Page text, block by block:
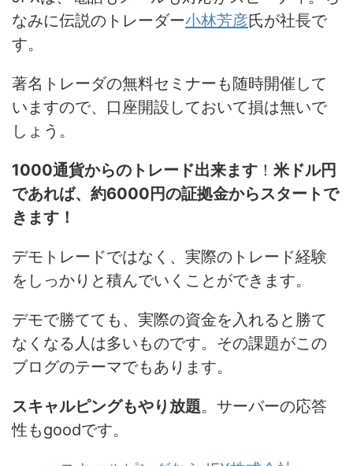
なみに伝説のトレーダー小林芳彦氏が社長で
す。
著名トレーダの無料セミナーも随時開催して
いますので、口座開設しておいて損は無いで
しょう。
1000通貨からのトレード出来ます ！ 米ドル円
であれば、約6000円の証拠金からスタートで
きます！
デモトレードではなく、実際のトレード経験
をしっかりと積んでいくことができます。
デモで勝てても、実際の資金を入れると勝て
なくなる人は多いものです。その課題がこの
ブログのテーマでもあります。
スキャルピングもやり放題。サーバーの応答
性もgoodです。